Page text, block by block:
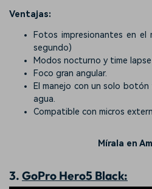
Ventajas:
Fotos impresionantes en
segundo)
Modos nocturno y time
Foco gran angular.
El manejo con un solo
agua.
Compatible con micros
Mírala en
3. GoPro Hero5 Black: